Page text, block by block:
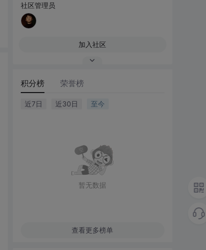
社区管理员
加入社区
积分榜 荣誉榜
近7日 近30日 至今
暂无数据
查看更多榜单